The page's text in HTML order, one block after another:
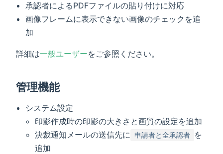
承認者によるPDFファイルの貼り付けに対応
画像フレームに表示できない画像のチェックを追
加
詳細は一般ユーザーをご参照ください。
管理機能
システム設定
印影作成時の印影の大きさと画質の設定を追加
決裁通知メールの送信先に 申請者と全承認者
を
追加